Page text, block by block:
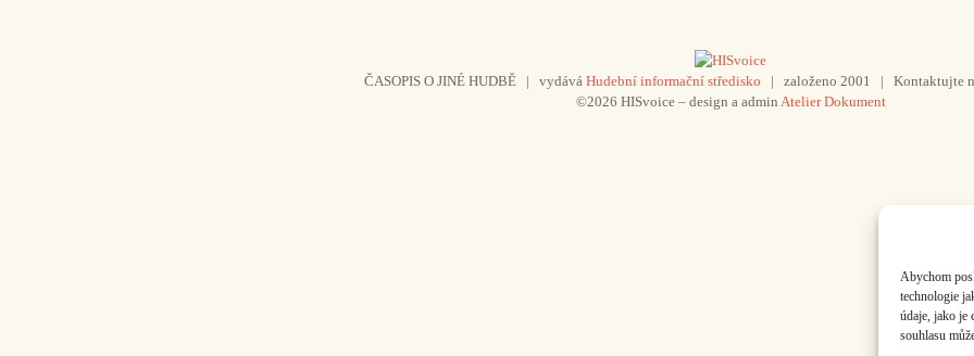
Abychom
technologie
údaje, jako je
souhlasu
ČASOPIS O JINÉ HUDBĚ | vydává Hudební informační středisko | založeno 2001 | Kontaktujte
©2026 HISvoice – design a admin Atelier Dokument